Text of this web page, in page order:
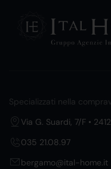
Specializzati nella
Via G. Suardi, 7/F •
035 21.08.97
bergamo@ital-home.it